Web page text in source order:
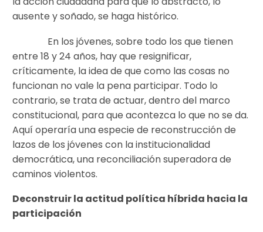
ausente y soñado, se haga histórico.
En los jóvenes, sobre todo los que tienen
entre 18 y 24 años, hay que resignificar,
críticamente, la idea de que como las cosas no
funcionan no vale la pena participar. Todo lo
contrario, se trata de actuar, dentro del marco
constitucional, para que acontezca lo que no se da.
Aquí operaría una especie de reconstrucción de
lazos de los jóvenes con la institucionalidad
democrática, una reconciliación superadora de
caminos violentos.
Deconstruir la actitud política híbrida hacia la
participación